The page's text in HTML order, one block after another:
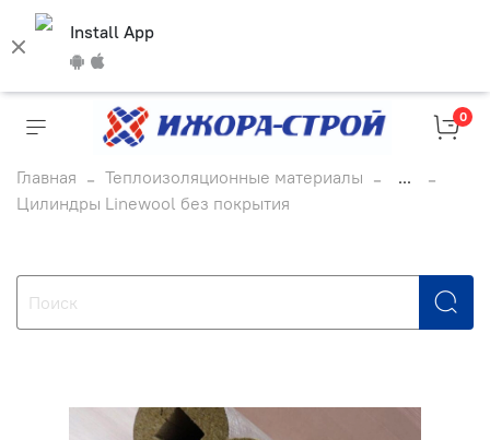
Install App
0
Главная Теплоизоляционные материалы
...
Цилиндры Linewool без покрытия